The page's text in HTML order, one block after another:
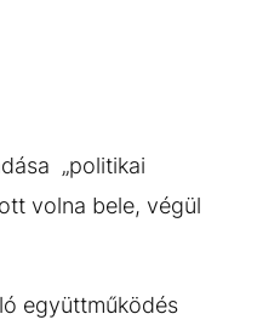
„politikai
volna bele, végül
együttműködés